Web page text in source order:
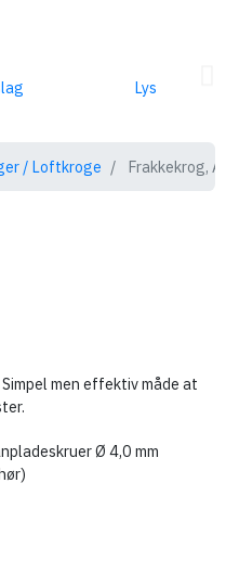
Lys
/ Loftkroge Frakkekrog,
men effektiv måde at
Ø 4,0 mm